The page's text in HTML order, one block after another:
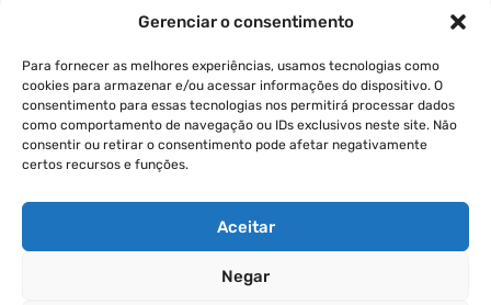
Gerenciar o consentimento
Para fornecer as melhores experiências, usamos tecnologias como
cookies para armazenar e/ou acessar informações do dispositivo. O
consentimento para essas tecnologias nos permitirá processar dados
como comportamento de navegação ou IDs exclusivos neste site. Não
consentir ou retirar o consentimento pode afetar negativamente
certos recursos e funções.
Aceitar
Negar
Melhor Celular Abaixo De
40000 Na Flipkart:
Motorola Edge 70 Pro Vs
Vivo V70 FE
TENDÊNCIAS TECH
Galaxy S25 Em 2026: Eu